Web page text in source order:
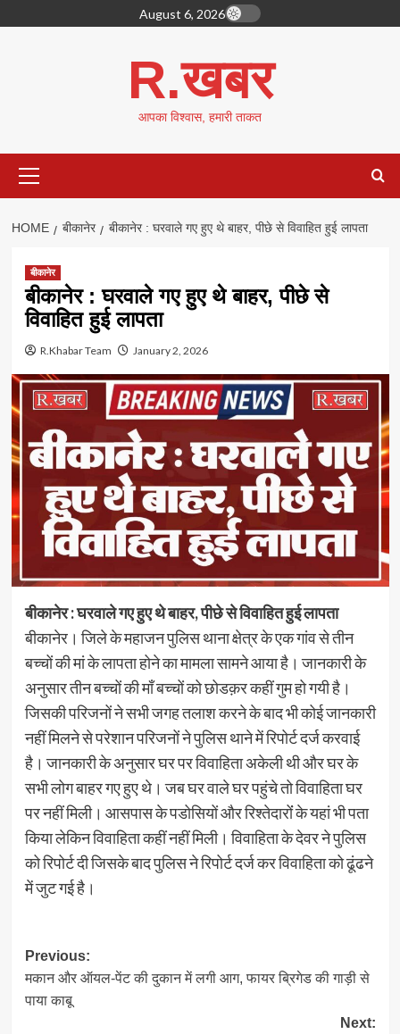
to
August 6, 2026
R.खबर
आपका विश्वास, हमारी ताकत
Menu
HOME बीकानेर बीकानेर : घरवाले गए हुए थे बाहर, पीछे से विवाहित हुई लापता
बीकानेर
बीकानेर : घरवाले गए हुए थे बाहर, पीछे से
विवाहित हुई लापता
R.Khabar Team January 2, 2026
बीकानेर : घरवाले गए हुए थे बाहर, पीछे से विवाहित हुई लापता
बीकानेर। जिले के महाजन पुलिस थाना क्षेत्र के एक गांव से तीन
बच्चों की मां के लापता होने का मामला सामने आया है। जानकारी के
अनुसार तीन बच्चों की माँ बच्चों को छोडक़र कहीं गुम हो गयी है।
जिसकी परिजनों ने सभी जगह तलाश करने के बाद भी कोई जानकारी
नहीं मिलने से परेशान परिजनों ने पुलिस थाने में रिपोर्ट दर्ज करवाई
है। जानकारी के अनुसार घर पर विवाहिता अकेली थी और घर के
सभी लोग बाहर गए हुए थे। जब घर वाले घर पहुंचे तो विवाहिता घर
पर नहीं मिली। आसपास के पडोसियों और रिश्तेदारोंं के यहां भी पता
किया लेकिन विवाहिता कहीं नहीं मिली। विवाहिता के देवर ने पुलिस
को रिपोर्ट दी जिसके बाद पुलिस ने रिपोर्ट दर्ज कर विवाहिता को ढूंढने
में जुट गई है।
Post
navigation
Previous:
मकान और ऑयल-पेंट की दुकान में लगी आग, फायर ब्रिगेड की गाड़ी से
पाया काबू
Next: